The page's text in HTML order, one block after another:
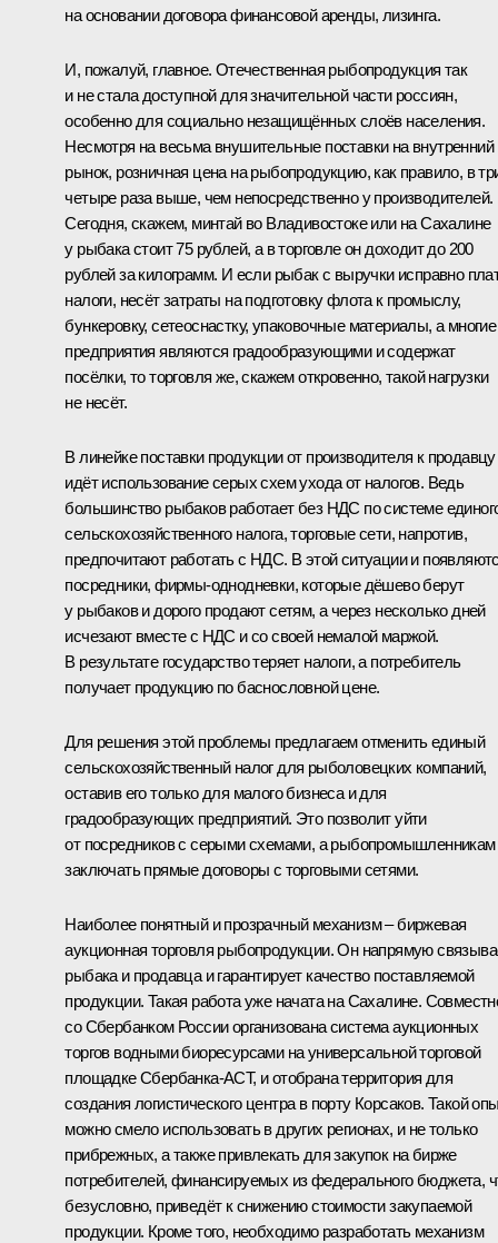
на основании договора финансовой аренды, лизинга.
И, пожалуй, главное. Отечественная рыбопродукция так
и не стала доступной для значительной части россиян,
особенно для социально незащищённых слоёв населения.
Несмотря на весьма внушительные поставки на внутренний
рынок, розничная цена на рыбопродукцию, как правило, в
четыре раза выше, чем непосредственно у производителей.
Сегодня, скажем, минтай во Владивостоке или на Сахалине
у рыбака стоит 75 рублей, а в торговле он доходит до 200
рублей за килограмм. И если рыбак с выручки исправно
налоги, несёт затраты на подготовку флота к промыслу,
бункеровку, сетеоснастку, упаковочные материалы, а многие
предприятия являются градообразующими и содержат
посёлки, то торговля же, скажем откровенно, такой нагрузки
не несёт.
В линейке поставки продукции от производителя к продавцу
идёт использование серых схем ухода от налогов. Ведь
большинство рыбаков работает без НДС по системе
сельскохозяйственного налога, торговые сети, напротив,
предпочитают работать с НДС. В этой ситуации и
посредники, фирмы-однодневки, которые дёшево берут
у рыбаков и дорого продают сетям, а через несколько дней
исчезают вместе с НДС и со своей немалой маржой.
В результате государство теряет налоги, а потребитель
получает продукцию по баснословной цене.
Для решения этой проблемы предлагаем отменить единый
сельскохозяйственный налог для рыболовецких компаний,
оставив его только для малого бизнеса и для
градообразующих предприятий. Это позволит уйти
от посредников с серыми схемами, а рыбопромышленникам
заключать прямые договоры с торговыми сетями.
Наиболее понятный и прозрачный механизм – биржевая
аукционная торговля рыбопродукции. Он напрямую
рыбака и продавца и гарантирует качество поставляемой
продукции. Такая работа уже начата на Сахалине.
со Сбербанком России организована система аукционных
торгов водными биоресурсами на универсальной торговой
площадке Сбербанка-АСТ, и отобрана территория для
создания логистического центра в порту Корсаков. Такой
можно смело использовать в других регионах, и не только
прибрежных, а также привлекать для закупок на бирже
потребителей, финансируемых из федерального бюджета,
безусловно, приведёт к снижению стоимости закупаемой
продукции. Кроме того, необходимо разработать механизм